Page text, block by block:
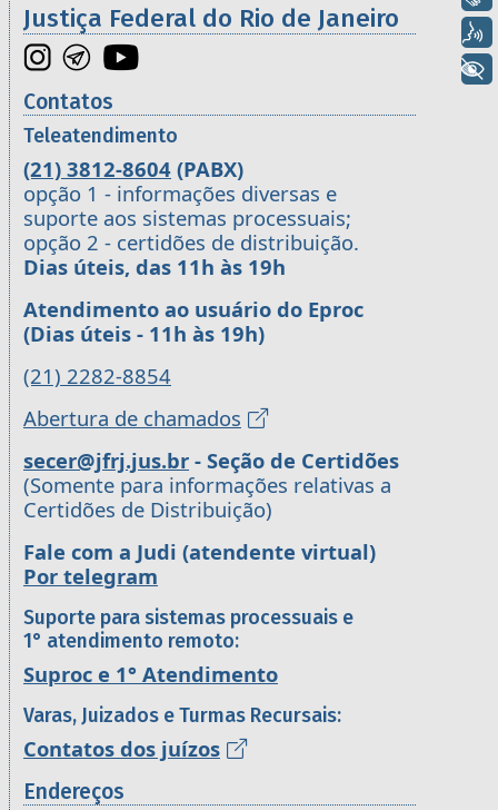
Justiça Federal do Rio de Janeiro
Contatos
Teleatendimento
(21) 3812-8604 (PABX)
opção 1 - informações diversas e
suporte aos sistemas processuais;
opção 2 - certidões de distribuição.
Dias úteis, das 11h às 19h
Atendimento ao usuário do Eproc
(Dias úteis - 11h às 19h)
(21) 2282-8854
Abertura de chamados
secer@jfrj.jus.br - Seção de Certidões
(Somente para informações relativas a
Certidões de Distribuição)
Fale com a Judi (atendente virtual)
Por telegram
Suporte para sistemas processuais e
1° atendimento remoto:
Suproc e 1° Atendimento
Varas, Juizados e Turmas Recursais:
Contatos dos juízos
Endereços
Voz